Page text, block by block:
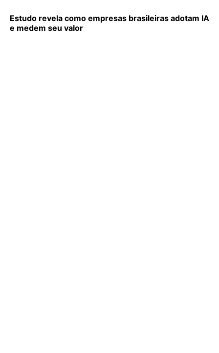
Estudo revela como empresas brasileiras adotam IA
e medem seu valor